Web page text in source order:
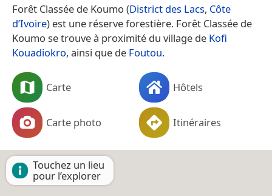
Forêt Classée de Koumo (District des Lacs, Côte
d’Ivoire) est une réserve forestière. Forêt Classée de
Koumo se trouve à proximité du village de Kofi
Kouadiokro, ainsi que de Foutou.
Carte Hôtels
Carte photo Itinéraires
Touchez un lieu
pour l’explorer